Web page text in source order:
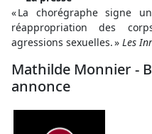
« La chorégraphe signe
réappropriation des
agressions sexuelles. » Les
Mathilde Monnier -
annonce